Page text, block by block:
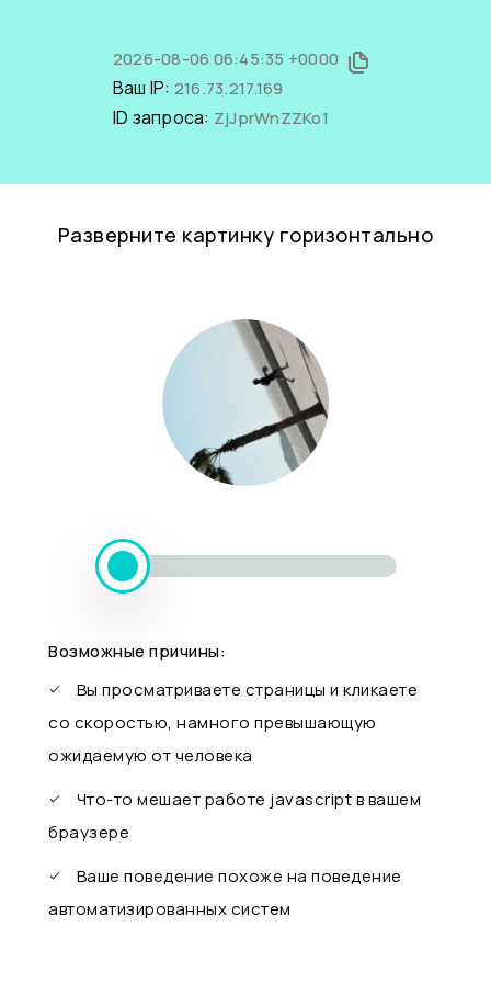
2026-08-06 06:45:35 +0000
Ваш IP: 216.73.217.169
ID запроса: ZjJprWnZZKo1
Разверните картинку горизонтально
Возможные причины:
Вы просматриваете страницы и кликаете
со скоростью, намного превышающую
ожидаемую от человека
Что-то мешает работе javascript в вашем
браузере
Ваше поведение похоже на поведение
автоматизированных систем